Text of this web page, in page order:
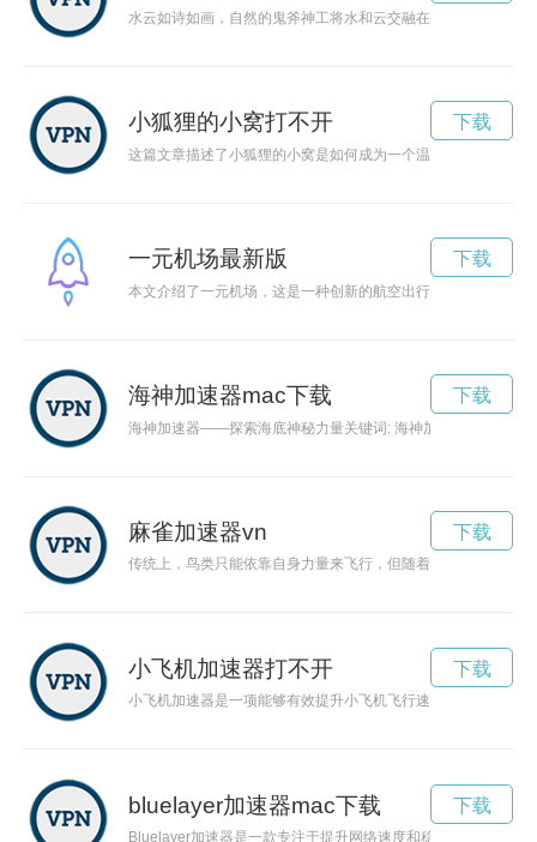
水云如诗如画，自然的鬼斧神工将水和云交融在一起，形成了一
小狐狸的小窝打不开
这篇文章描述了小狐狸的小窝是如何成为一个温馨舒适的地方的
下载
一元机场最新版
本文介绍了一元机场，这是一种创新的航空出行模式，以低价
下载
海神加速器mac下载
海神加速器——探索海底神秘力量关键词: 海神加速器，探索，
下载
麻雀加速器vn
传统上，鸟类只能依靠自身力量来飞行，但随着科技的不断进
下载
小飞机加速器打不开
小飞机加速器是一项能够有效提升小飞机飞行速度和飞行安全
下载
bluelayer加速器mac下载
Bluelayer加速器是一款专注于提升网络速度和稳定性的加速器
下载